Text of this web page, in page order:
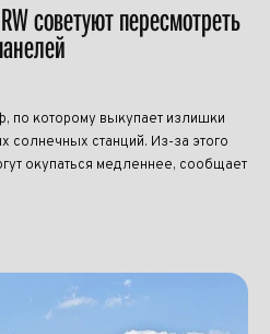
советуют пересмотреть
по которому выкупает излишки
солнечных станций. Из-за этого
окупаться медленнее, сообщает